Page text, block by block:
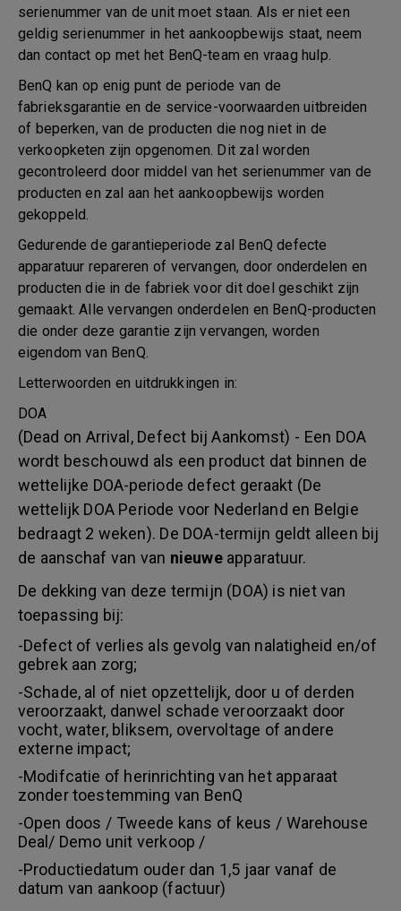
serienummer van de unit moet staan. Als er niet een
geldig serienummer in het aankoopbewijs staat, neem
dan contact op met het BenQ-team en vraag hulp.
BenQ kan op enig punt de periode van de
fabrieksgarantie en de service-voorwaarden uitbreiden
of beperken, van de producten die nog niet in de
verkoopketen zijn opgenomen. Dit zal worden
gecontroleerd door middel van het serienummer van de
producten en zal aan het aankoopbewijs worden
gekoppeld.
Gedurende de garantieperiode zal BenQ defecte
apparatuur repareren of vervangen, door onderdelen en
producten die in de fabriek voor dit doel geschikt zijn
gemaakt. Alle vervangen onderdelen en BenQ-producten
die onder deze garantie zijn vervangen, worden
eigendom van BenQ.
Letterwoorden en uitdrukkingen in:
DOA
(Dead on Arrival, Defect bij Aankomst) - Een DOA
wordt beschouwd als een product dat binnen de
wettelijke DOA-periode defect geraakt (De
wettelijk DOA Periode voor Nederland en Belgie
bedraagt 2 weken). De DOA-termijn geldt alleen bij
de aanschaf van van nieuweapparatuur.
De dekking van deze termijn (DOA) is niet van
toepassing bij:
-Defect of verlies als gevolg van nalatigheid en/of
gebrek aan zorg;
-Schade, al of niet opzettelijk, door u of derden
veroorzaakt, danwel schade veroorzaakt door
vocht, water, bliksem, overvoltage of andere
externe impact;
-Modifcatie of herinrichting van het apparaat
zonder toestemming van BenQ
-Open doos / Tweede kans of keus / Warehouse
Deal/ Demo unit verkoop /
-Productiedatum ouder dan 1,5 jaar vanaf de
datum van aankoop (factuur)